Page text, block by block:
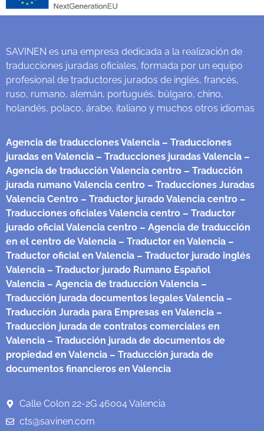
SAVINEN es una empresa dedicada a la realización de
traducciones juradas oficiales, formada por un equipo
profesional de traductores jurados de inglés, francés,
ruso, rumano, alemán, portugués, búlgaro, chino,
holandés, polaco, árabe, italiano y muchos otros idiomas
Agencia de traducciones Valencia – Traducciones
juradas en Valencia – Traducciones juradas Valencia –
Agencia de traducción Valencia centro – Traducción
jurada rumano Valencia centro – Traducciones Juradas
Valencia Centro – Traductor jurado Valencia centro –
Traducciones oficiales Valencia centro – Traductor
jurado oficial Valencia centro – Agencia de traducción
en el centro de Valencia – Traductor en Valencia –
Traductor oficial en Valencia – Traductor jurado inglés
Valencia – Traductor jurado Rumano Español
Valencia – Agencia de traducción Valencia –
Traducción jurada documentos legales Valencia –
Traducción Jurada para Empresas en Valencia –
Traducción jurada de contratos comerciales en
Valencia – Traducción jurada de documentos de
propiedad en Valencia – Traducción jurada de
documentos financieros en Valencia
Calle Colon 22-2G 46004 Valencia
cts@savinen.com